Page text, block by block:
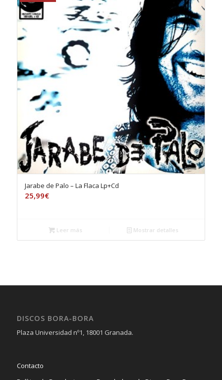
Jarabe de Palo – La Flaca Lp+Cd
25,99€
Leer más Mostrar detalles
DISCOS BORA-BORA
Plaza Universidad nº1, 18001 Granada.
Contacto